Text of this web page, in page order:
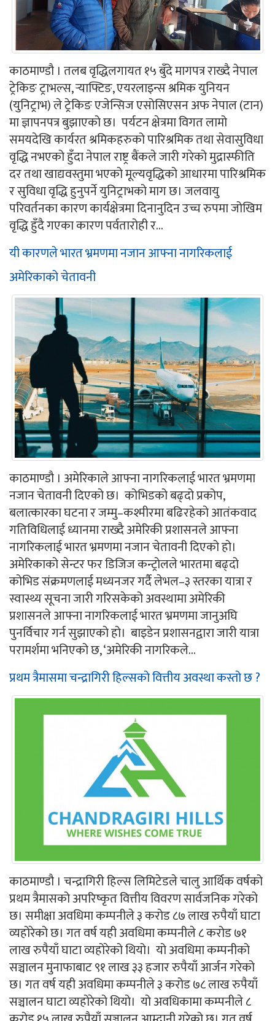
काठमाण्डौ । तलब वृद्धिलगायत १५ बुँदे मागपत्र राख्दै नेपाल
ट्रेकिङ ट्राभल्स, र्‍याफ्टिङ, एयरलाइन्स श्रमिक युनियन
(युनिट्राभ) ले ट्रेकिङ एजेन्सिज एसोसिएसन अफ नेपाल (टान)
मा ज्ञापनपत्र बुझाएको छ। पर्यटन क्षेत्रमा विगत लामो
समयदेखि कार्यरत श्रमिकहरुको पारिश्रमिक तथा सेवासुविधा
वृद्धि नभएको हुँदा नेपाल राष्ट्र बैंकले जारी गरेको मुद्रास्फीति
दर तथा खाद्यवस्तुमा भएको मूल्यवृद्धिको आधारमा पारिश्रमिक
र सुविधा वृद्धि हुनुपर्ने युनिट्राभको माग छ। जलवायु
परिवर्तनका कारण कार्यक्षेत्रमा दिनानुदिन उच्च रुपमा जोखिम
वृद्धि हुँदै गएका कारण पर्वतारोही र...
यी कारणले भारत भ्रमणमा नजान आफ्ना नागरिकलाई
अमेरिकाको चेतावनी
काठमाण्डौ । अमेरिकाले आफ्ना नागरिकलाई भारत भ्रमणमा
नजान चेतावनी दिएको छ। कोभिडको बढ्दो प्रकोप,
बलात्कारका घटना र जम्मु–कश्मीरमा बढिरहेको आतंकवाद
गतिविधिलाई ध्यानमा राख्दै अमेरिकी प्रशासनले आफ्ना
नागरिकलाई भारत भ्रमणमा नजान चेतावनी दिएको हो।
अमेरिकाको सेन्टर फर डिजिज कन्ट्रोलले भारतमा बढ्दो
कोभिड संक्रमणलाई मध्यनजर गर्दै लेभल–३ स्तरका यात्रा र
स्वास्थ्य सूचना जारी गरिसकेको अवस्थामा अमेरिकी
प्रशासनले आफ्ना नागरिकलाई भारत भ्रमणमा जानुअघि
पुनर्विचार गर्न सुझाएको हो। बाइडेन प्रशासनद्वारा जारी यात्रा
परामर्शमा भनिएको छ, ‘अमेरिकी नागरिकले...
प्रथम त्रैमासमा चन्द्रागिरी हिल्सको वित्तीय अवस्था कस्तो छ ?
काठमाण्डौ । चन्द्रागिरी हिल्स लिमिटेडले चालु आर्थिक वर्षको
प्रथम त्रैमासको अपरिष्कृत वित्तीय विवरण सार्वजनिक गरेको
छ। समीक्षा अवधिमा कम्पनीले ३ करोड ८७ लाख रुपैयाँ घाटा
व्यहोरेको छ। गत वर्ष यही अवधिमा कम्पनीले ८ करोड ७१
लाख रुपैयाँ घाटा व्यहोरेको थियो। यो अवधिमा कम्पनीको
सञ्चालन मुनाफाबाट ९१ लाख ३३ हजार रुपैयाँ आर्जन गरेको
छ। गत वर्ष यही अवधिमा कम्पनीले ३ करोड ७८ लाख रुपैयाँ
सञ्चालन घाटा व्यहोरेको थियो। यो अवधिकामा कम्पनीले ८